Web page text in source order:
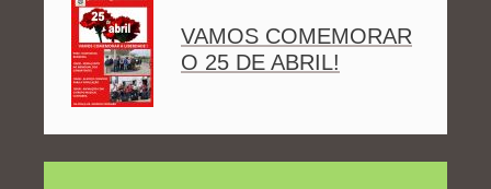
VAMOS COMEMORAR
O 25 DE ABRIL!